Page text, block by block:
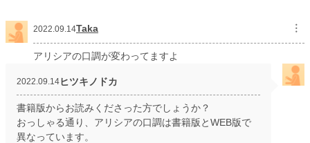
2022.09.14Taka ︙
アリシアの口調が変わってますよ
2022.09.14ヒツキノドカ
書籍版からお読みくださった方でしょうか？
おっしゃる通り、アリシアの口調は書籍版とWEB版で
異なっています。